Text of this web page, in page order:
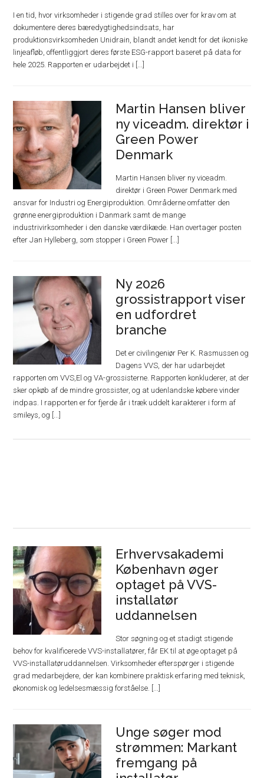
I en tid, hvor virksomheder i stigende grad stilles over for krav om at
dokumentere deres bæredygtighedsindsats, har
produktionsvirksomheden Unidrain, blandt andet kendt for det ikoniske
linjeafløb, offentliggjort deres første ESG-rapport baseret på data for
hele 2025. Rapporten er udarbejdet i [...]
Martin Hansen bliver
ny viceadm. direktør i
Green Power
Denmark
Martin Hansen bliver ny viceadm.
direktør i Green Power Denmark med
ansvar for Industri og Energiproduktion. Områderne omfatter den
grønne energiproduktion i Danmark samt de mange
industrivirksomheder i den danske værdikæde. Han overtager posten
efter Jan Hylleberg, som stopper i Green Power [...]
Ny 2026
grossistrapport viser
en udfordret
branche
Det er civilingeniør Per K. Rasmussen og
Dagens VVS, der har udarbejdet
rapporten om VVS,El og VA-grossisterne. Rapporten konkluderer, at der
sker opkøb af de mindre grossister, og at udenlandske købere vinder
indpas. I rapporten er for fjerde år i træk uddelt karakterer i form af
smileys, og [...]
Erhvervsakademi
København øger
optaget på VVS-
installatør
uddannelsen
Stor søgning og et stadigt stigende
behov for kvalificerede VVS-installatører, får EK til at øge optaget på
VVS-installatøruddannelsen. Virksomheder efterspørger i stigende
grad medarbejdere, der kan kombinere praktisk erfaring med teknisk,
økonomisk og ledelsesmæssig forståelse. [...]
Unge søger mod
strømmen: Markant
fremgang på